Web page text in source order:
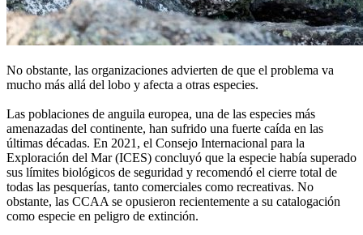
No obstante, las organizaciones advierten de que el problema va
mucho más allá del lobo y afecta a otras especies.
Las poblaciones de anguila europea, una de las especies más
amenazadas del continente, han sufrido una fuerte caída en las
últimas décadas. En 2021, el Consejo Internacional para la
Exploración del Mar (ICES) concluyó que la especie había superado
sus límites biológicos de seguridad y recomendó el cierre total de
todas las pesquerías, tanto comerciales como recreativas. No
obstante, las CCAA se opusieron recientemente a su catalogación
como especie en peligro de extinción.